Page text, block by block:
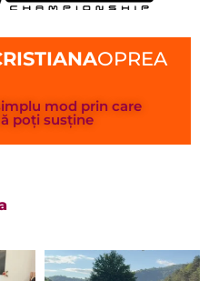
OPREA
mod prin care
poți susține